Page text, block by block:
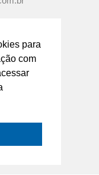
para
com
de grandes
com os
lojas de
o Brasil.